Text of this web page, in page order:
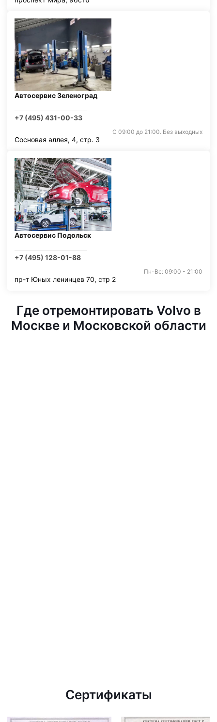
Автосервис Зеленоград
+7 (495) 431-00-33
С 09:00 до 21:00. Без выходных
Сосновая аллея, 4, стр. 3
Автосервис Подольск
+7 (495) 128-01-88
Пн-Вс: 09:00 - 21:00
пр-т Юных ленинцев 70, стр 2
Где отремонтировать Volvo в
Москве и Московской области
Сертификаты